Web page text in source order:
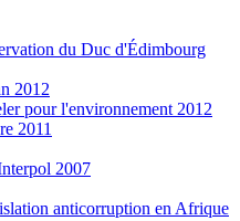
du Duc d'Édimbourg
2012
pour l'environnement 2012
2011
2007
anticorruption en Afrique